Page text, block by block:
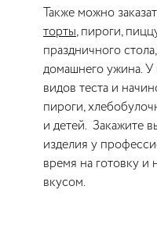
Также можно
торты, пироги,
праздничного
домашнего ужина.
видов теста и
пироги,
и детей. Закажите
изделия у
время на готовку и
вкусом.